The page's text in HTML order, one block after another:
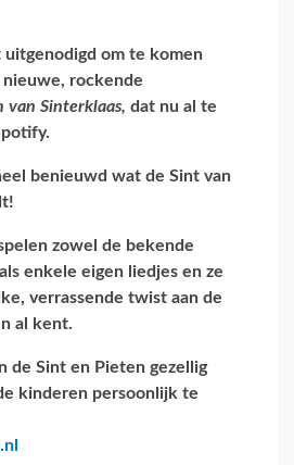
uitgenodigd om te komen
nieuwe, rockende
van Sinterklaas, dat nu al te
benieuwd wat de Sint van
zowel de bekende
enkele eigen liedjes en ze
verrassende twist aan de
al kent.
de Sint en Pieten gezellig
kinderen persoonlijk te